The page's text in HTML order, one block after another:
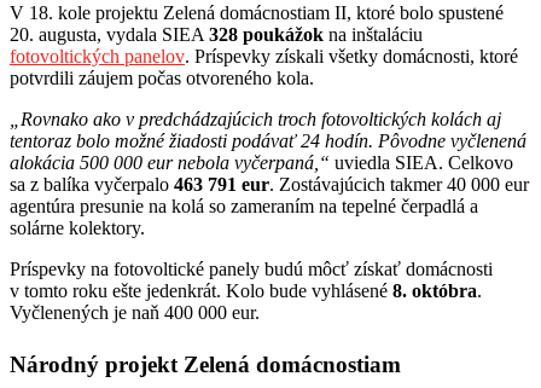
V 18. kole projektu Zelená domácnostiam II, ktoré bolo spustené
20. augusta, vydala SIEA 328 poukážok na inštaláciu
fotovoltických panelov. Príspevky získali všetky domácnosti, ktoré
potvrdili záujem počas otvoreného kola.
„Rovnako ako v predchádzajúcich troch fotovoltických kolách aj
tentoraz bolo možné žiadosti podávať 24 hodín. Pôvodne vyčlenená
alokácia 500 000 eur nebola vyčerpaná,“ uviedla SIEA. Celkovo
sa z balíka vyčerpalo 463 791 eur. Zostávajúcich takmer 40 000 eur
agentúra presunie na kolá so zameraním na tepelné čerpadlá a
solárne kolektory.
Príspevky na fotovoltické panely budú môcť získať domácnosti
v tomto roku ešte jedenkrát. Kolo bude vyhlásené 8. októbra.
Vyčlenených je naň 400 000 eur.
Národný projekt Zelená domácnostiam